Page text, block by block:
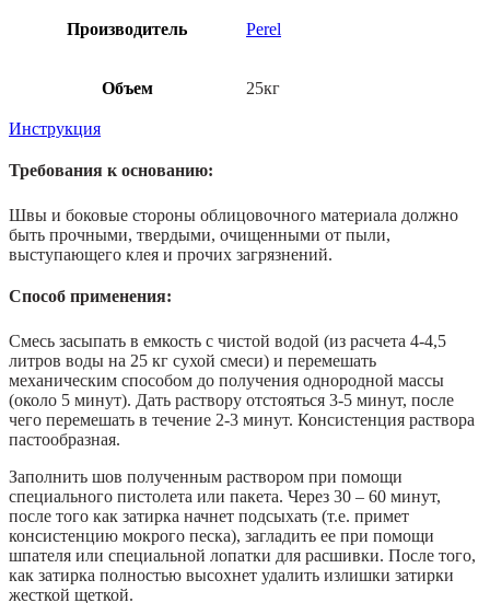
Производитель Perel
Объем 25кг
Инструкция
Требования к основанию:
Швы и боковые стороны облицовочного материала должно
быть прочными, твердыми, очищенными от пыли,
выступающего клея и прочих загрязнений.
Способ применения:
Смесь засыпать в емкость с чистой водой (из расчета 4-4,5
литров воды на 25 кг сухой смеси) и перемешать
механическим способом до получения однородной массы
(около 5 минут). Дать раствору отстояться 3-5 минут, после
чего перемешать в течение 2-3 минут. Консистенция раствора
пастообразная.
Заполнить шов полученным раствором при помощи
специального пистолета или пакета. Через 30 – 60 минут,
после того как затирка начнет подсыхать (т.е. примет
консистенцию мокрого песка), загладить ее при помощи
шпателя или специальной лопатки для расшивки. После того,
как затирка полностью высохнет удалить излишки затирки
жесткой щеткой.